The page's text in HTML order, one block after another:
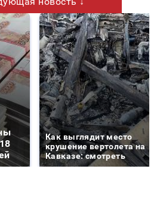
Как выглядит место
крушение вертолета на
Кавказе: смотреть